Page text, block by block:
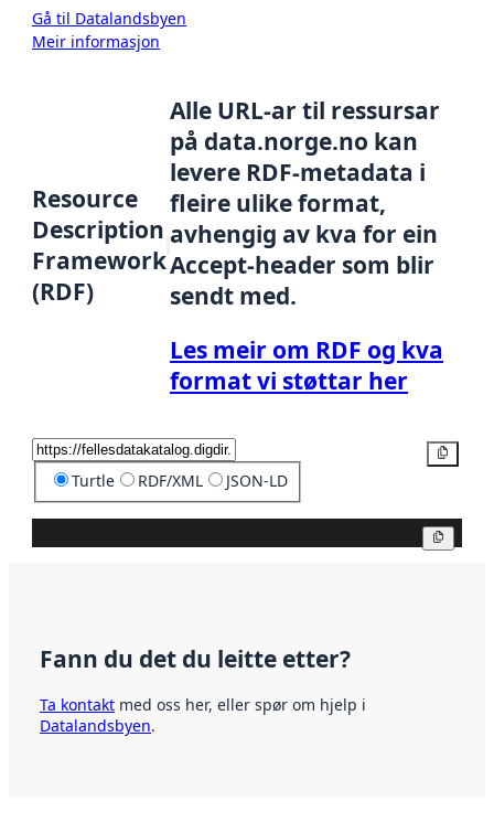
Gå til Datalandsbyen
Meir informasjon
Resource
Description
Framework
(RDF)
Alle URL-ar til ressursar
på data.norge.no kan
levere RDF-metadata i
fleire ulike format,
avhengig av kva for ein
Accept-header som blir
sendt med.
Les meir om RDF og kva
format vi støttar her
Turtle RDF/XML JSON-LD
Fann du det du leitte etter?
Ta kontakt med oss her, eller spør om hjelp i
Datalandsbyen.